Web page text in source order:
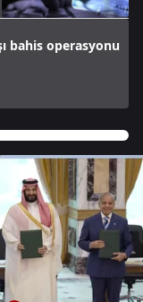
bahis operasyonu